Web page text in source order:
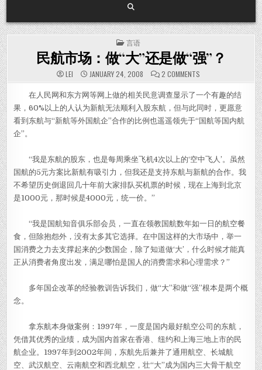
POSTED IN
言语
民航市场：做“大”还是做“强”？
LEI JANUARY 24, 2008 2 COMMENTSON 民航市场：做“
在人民网和东方网等网上做的相关民意调查显示了一个有趣的结
果，60%以上的人认为新航无法顺利入股东航，但与此同时，更愿意
看到东航与“新航等外国航企”合作的比例也遥遥领先于“国航等国内航
企”。
“我是东航的股东，也是每周乘坐飞机4次以上的‘空中飞人’。虽然
国航的5元方案比新航有吸引力，但我还是支持东航与新航的合作。我
不希望历史倒退回几十年前大家排队买机票的时候，现在上海到北京
是1000元，那时候是4000元，统一价。”
“我是国航知音俱乐部会员，一直在领教国航数年如一日的航空餐
食，但除抱怨外，没有太多其它选择。在中国这样的大市场中，举一
国消费之力去支撑起来的少数国企，除了知道做‘大’，什么时候才能真
正从消费者角度出发，满足哪怕是国人的消费需求和心理需求？”
多年国企改革的经验教训告诉我们，做“大”和做“强”根本是两个概
念。
拿东航本身做案例：1997年，一度是国内最好航空公司的东航，
凭借其优秀的业绩，成为国内首家在香港、纽约和上海三地上市的民
航企业。1997年到2002年间，东航先后兼并了通用航空、长城航
空、武汉航空、云南航空和西北航空，壮“大”成为国内三大骨干航空